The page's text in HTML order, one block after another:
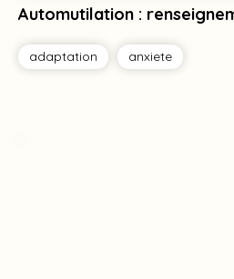
Automutilation :
adaptation
Tag anxiete
Tag